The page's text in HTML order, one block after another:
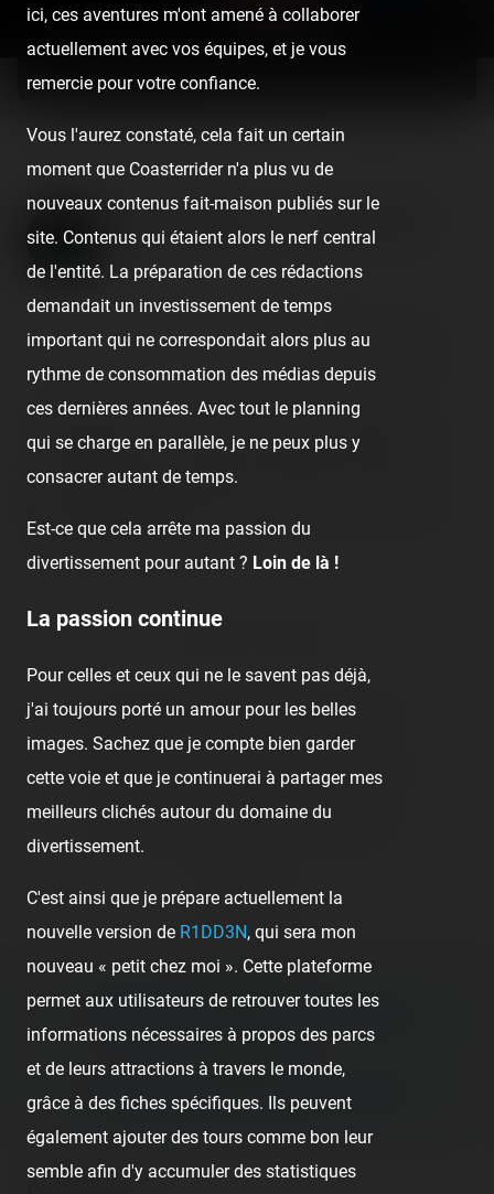
Ça faisait longtemps qu'on n'avait pas fait de parc ensemble !
😜
Parc Astérix — 7 août 2020
Published 6 years ago by Coasterrider
👍 36
C'est (presque !) au complet qu'on se retrouve enfin à
nouveau dans un parc ! 😍 Et c'est dans les allées du
Parc Astérix que nous flânons aujourd'hui. C'est une
👍 Like 😍 Love 😆 Haha 👏
🥳 Fiesta 😮 Wow 😢 Sad 😠 Angry
Comment
Previous post:
Next post:
IL FAIT BON VIVRE AU PARC DE LA VALLÉE ›
ici, ces aventures m'ont amené à collaborer
actuellement avec vos équipes, et je vous
remercie pour votre confiance.
Vous l'aurez constaté, cela fait un certain
moment que Coasterrider n'a plus vu de
nouveaux contenus fait-maison publiés sur le
site. Contenus qui étaient alors le nerf central
de l'entité. La préparation de ces rédactions
demandait un investissement de temps
important qui ne correspondait alors plus au
rythme de consommation des médias depuis
ces dernières années. Avec tout le planning
qui se charge en parallèle, je ne peux plus y
consacrer autant de temps.
Est-ce que cela arrête ma passion du
divertissement pour autant ? Loin de là !
La passion continue
Pour celles et ceux qui ne le savent pas déjà,
j'ai toujours porté un amour pour les belles
images. Sachez que je compte bien garder
cette voie et que je continuerai à partager mes
meilleurs clichés autour du domaine du
divertissement.
C'est ainsi que je prépare actuellement la
nouvelle version de R1DD3N, qui sera mon
nouveau « petit chez moi ». Cette plateforme
permet aux utilisateurs de retrouver toutes les
informations nécessaires à propos des parcs
et de leurs attractions à travers le monde,
grâce à des fiches spécifiques. Ils peuvent
également ajouter des tours comme bon leur
semble afin d'y accumuler des statistiques